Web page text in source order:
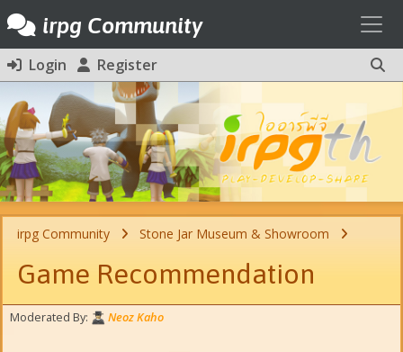
irpg Community
Login Register
irpg Community Stone Jar Museum & Showroom
Game Recommendation
Moderated By: Neoz Kaho